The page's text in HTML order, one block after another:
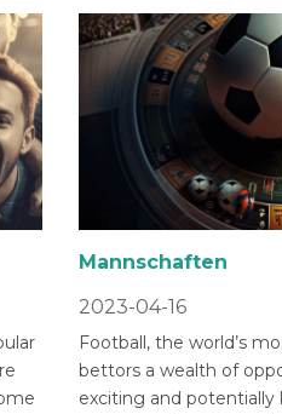
Mannschaften
2023-04-16
Football, the world’s
bettors a wealth of
exciting and potentially